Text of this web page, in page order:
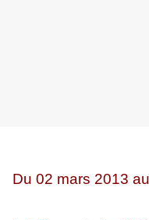
Du 02 mars 2013